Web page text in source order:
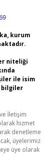
kurum
niteliği
ile isim
bilgiler
İletişim
hizmet
denetleme
üyelerimiz
üye olarak